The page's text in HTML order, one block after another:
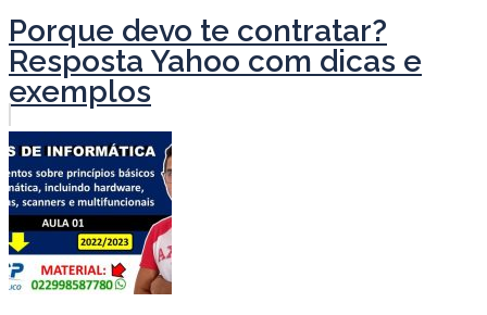
Porque devo te contratar?
Resposta Yahoo com dicas e
exemplos